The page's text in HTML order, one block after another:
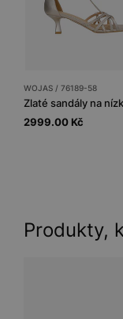
WOJAS / 76189-58
2999.00 Kč
Produkty,